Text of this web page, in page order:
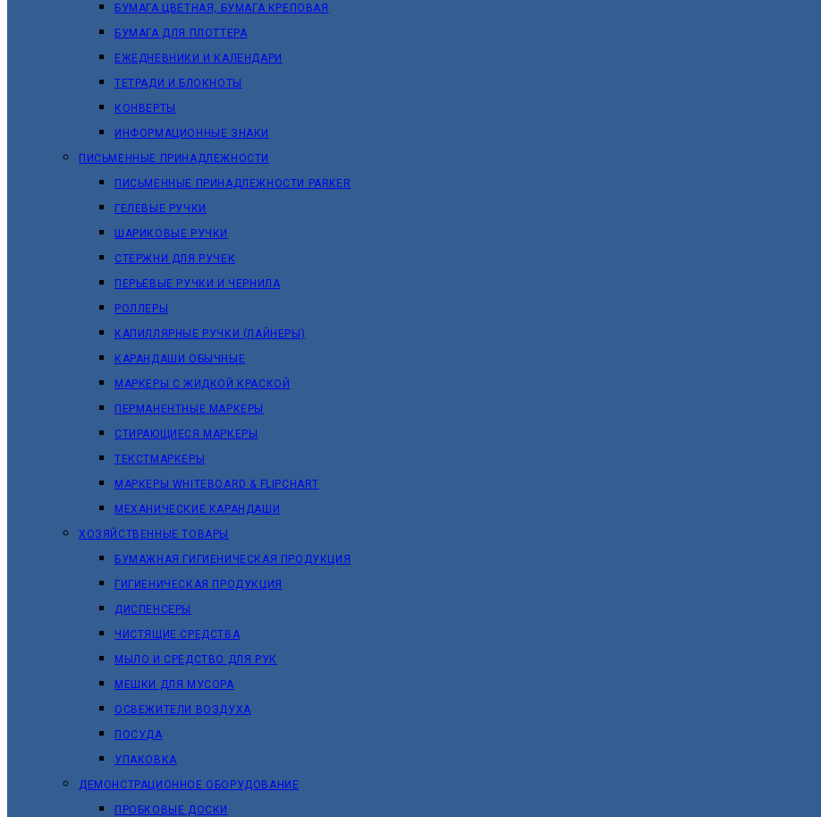
БУМАГА ЦВЕТНАЯ, БУМАГА КРЕПОВАЯ
БУМАГА ДЛЯ ПЛОТТЕРА
ЕЖЕДНЕВНИКИ И КАЛЕНДАРИ
ТЕТРАДИ И БЛОКНОТЫ
КОНВЕРТЫ
ИНФОРМАЦИОННЫЕ ЗНАКИ
ПИСЬМЕННЫЕ ПРИНАДЛЕЖНОСТИ
ПИСЬМЕННЫЕ ПРИНАДЛЕЖНОСТИ PARKER
ГЕЛЕВЫЕ РУЧКИ
ШАРИКОВЫЕ РУЧКИ
СТЕРЖНИ ДЛЯ РУЧЕК
ПЕРЬЕВЫЕ РУЧКИ И ЧЕРНИЛА
РОЛЛЕРЫ
КАПИЛЛЯРНЫЕ РУЧКИ (ЛАЙНЕРЫ)
КАРАНДАШИ ОБЫЧНЫЕ
МАРКЕРЫ C ЖИДКОЙ КРАСКОЙ
ПЕРМАНЕНТНЫЕ МАРКЕРЫ
СТИРАЮЩИЕСЯ МАРКЕРЫ
ТЕКСТМАРКЕРЫ
МАРКЕРЫ WHITEBOARD & FLIPCHART
МЕХАНИЧЕСКИЕ КАРАНДАШИ
ХОЗЯЙСТВЕННЫЕ ТОВАРЫ
БУМАЖНАЯ ГИГИЕНИЧЕСКАЯ ПРОДУКЦИЯ
ГИГИЕНИЧЕСКАЯ ПРОДУКЦИЯ
ДИСПЕНСЕРЫ
ЧИСТЯЩИЕ СРЕДСТВА
МЫЛО И СРЕДСТВО ДЛЯ РУК
МЕШКИ ДЛЯ МУСОРА
ОСВЕЖИТЕЛИ ВОЗДУХА
ПОСУДА
УПАКОВКА
ДЕМОНСТРАЦИОННОЕ ОБОРУДОВАНИЕ
ПРОБКОВЫЕ ДОСКИ